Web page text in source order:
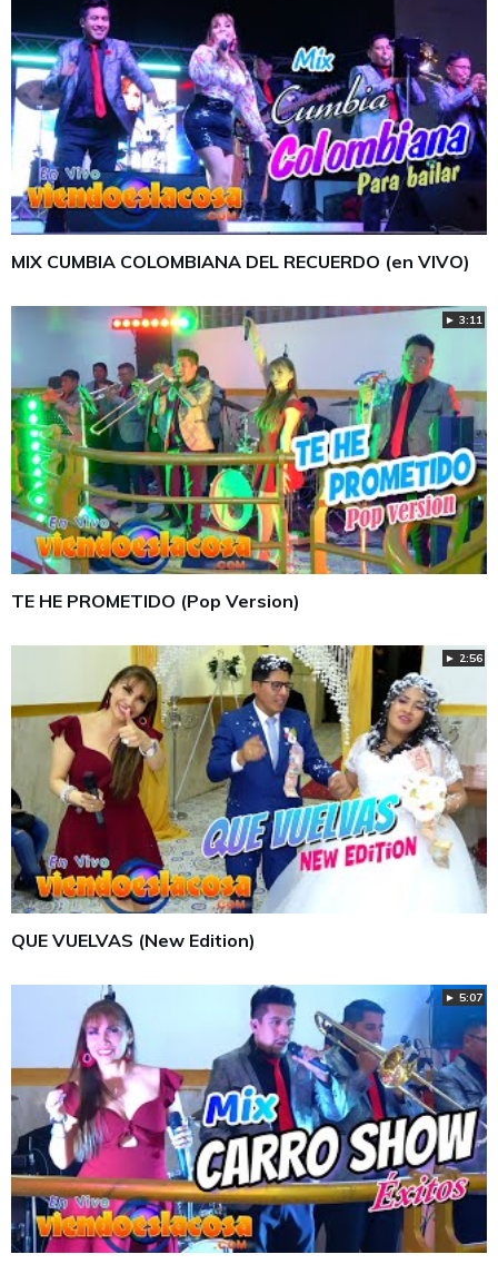
MIX CUMBIA COLOMBIANA DEL RECUERDO (en VIVO)
► 3:11
TE HE PROMETIDO (Pop Version)
► 2:56
QUE VUELVAS (New Edition)
► 5:07